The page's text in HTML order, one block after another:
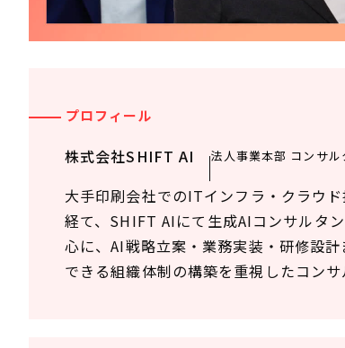
プロフィール
株式会社SHIFT AI 法人事業本部 コンサ
大手印刷会社でのITインフラ・クラウ
経て、SHIFT AIにて生成AIコンサルタ
心に、AI戦略立案・業務実装・研修設
できる組織体制の構築を重視したコンサ